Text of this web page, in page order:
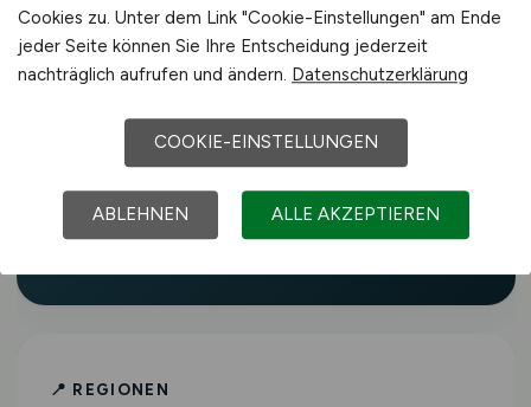
aktualisierte Stellenangebote in
Landwirtschaft, Agrartechnik, Tierhaltung,
Lebensmittelindustrie, Gartenbau,
der grünen Branche in Balingen und
Umgebung.AGRAR.JOBSrichtet sich an
Fachkräfte aller Erfahrungsstufen – vom
Berufseinsteiger bis zur Führungskraft.
📍 REGIONEN
Cookies zu. Unter dem Link "Cookie-Einstellungen" am Ende
jeder Seite können Sie Ihre Entscheidung jederzeit
nachträglich aufrufen und ändern. Datenschutzerklärung
COOKIE-EINSTELLUNGEN
ABLEHNEN ALLE AKZEPTIEREN